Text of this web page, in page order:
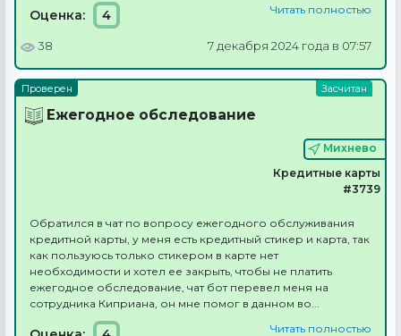
Оценка: 4 Читать полностью
38 7 декабря 2024 года в 07:57
Ежегодное обследование
Михнево
Кредитные карты
#3739
Обратился в чат по вопросу ежегодного обслуживания
кредитной карты, у меня есть кредитный стикер и карта, так
как пользуюсь только стикером в карте нет
необходимости и хотел ее закрыть, чтобы не платить
ежегодное обследование, чат бот перевел меня на
сотрудника Киприана, он мне помог в данном во...
Читать полностью